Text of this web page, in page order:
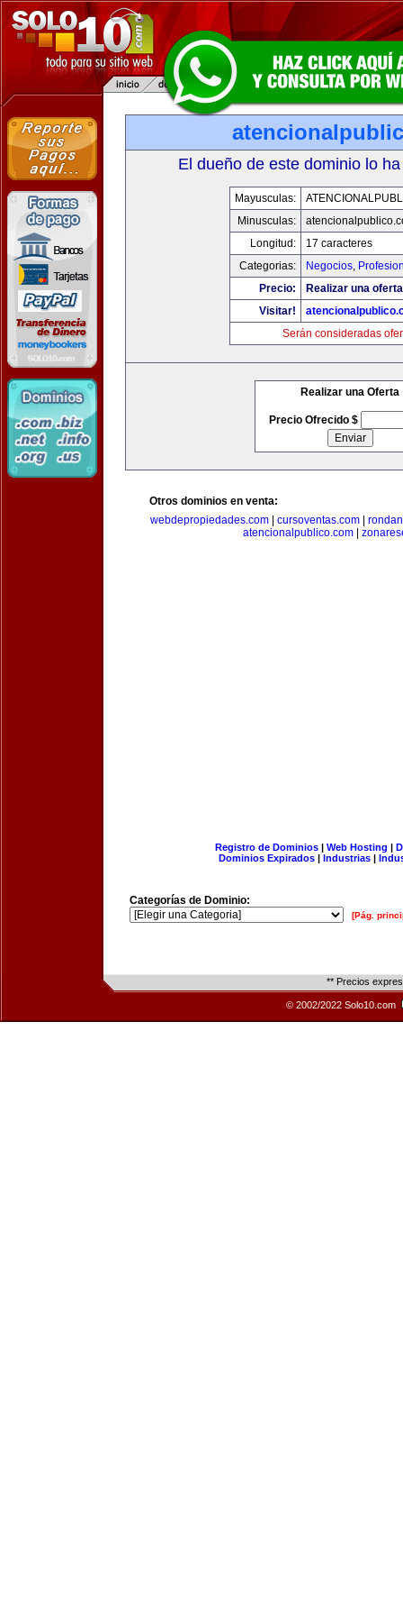
El dueño de este dominio lo
Mayusculas:
Minusculas:
Longitud:
17 caracteres
Categorias:
Negocios,
Precio:
Realizar una
Visitar!
Serán consideradas
Realizar una Oferta
Precio Ofrecido $
Otros dominios en venta:
webdepropiedades.com| cursoventas.com|
atencionalpublico.com
Registro de Dominios| Web Hosting |
Dominios Expirados | Industrias |
Categorías de Dominio:
[Pág.
** Precios
© 2002/2022 Solo10.com